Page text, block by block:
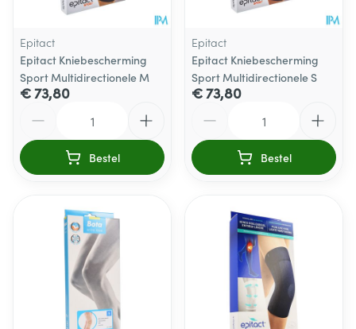
Epitact
Epitact Kniebescherming
Sport Multidirectionele M
€ 73,80
Bestel
Epitact
Epitact Kniebescherming
Sport Multidirectionele S
€ 73,80
Bestel